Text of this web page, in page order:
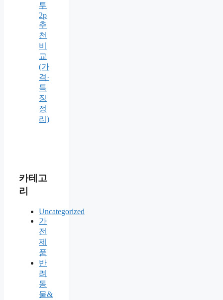
투
2p
추
천
비
교
(가
격·
특
징
정
리)
카테고
리
Uncategorized
가
전
제
품
반
려
동
물&